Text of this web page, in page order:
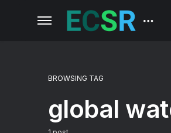
BROWSING TAG
global